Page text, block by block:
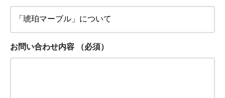
お問い合わせ内容 （必須）